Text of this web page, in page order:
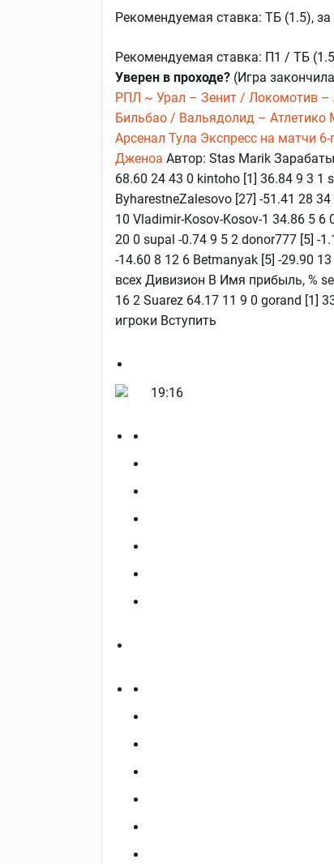
Рекомендуемая ставка: ТБ (1.5),
Рекомендуемая ставка: П1 / ТБ
Уверен в проходе? (Игра
РПЛ ~ Урал – Зенит / Локомотив –
Бильбао / Вальядолид – Атлетико
Арсенал Тула Экспресс на матчи
Дженоа Автор: Stas Marik
68.60 24 43 0 kintoho [1] 36.84 9 3 1
ByharestneZalesovo [27] -51.41 28 34
10 Vladimir-Kosov-Kosov-1 34.86 5 6
20 0 supal -0.74 9 5 2 donor777 [5] -
-14.60 8 12 6 Betmanyak [5] -29.90
всех Дивизион В Имя прибыль, %
16 2 Suarez 64.17 11 9 0 gorand [1]
игроки Вступить
19:16